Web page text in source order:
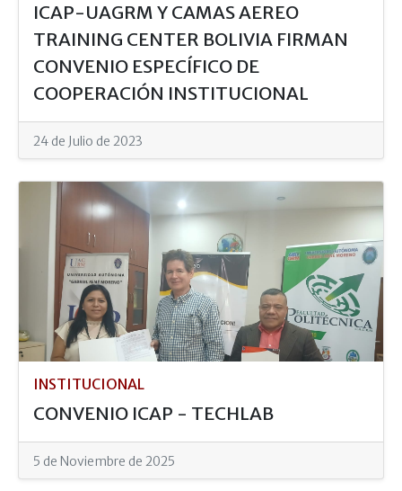
ICAP-UAGRM Y CAMAS AEREO
TRAINING CENTER BOLIVIA FIRMAN
CONVENIO ESPECÍFICO DE
COOPERACIÓN INSTITUCIONAL
24 de Julio de 2023
INSTITUCIONAL
CONVENIO ICAP - TECHLAB
5 de Noviembre de 2025